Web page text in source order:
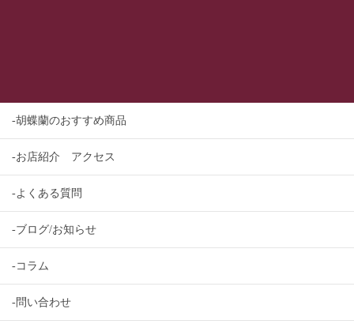
-胡蝶蘭のおすすめ商品
-お店紹介 アクセス
-よくある質問
-ブログ/お知らせ
-コラム
-問い合わせ